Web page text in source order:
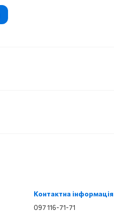
Контактна інформація
097 116-71-71